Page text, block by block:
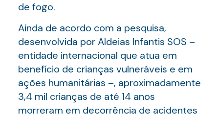
de fogo.
Ainda de acordo com a pesquisa,
desenvolvida por Aldeias Infantis SOS –
entidade internacional que atua em
benefício de crianças vulneráveis e em
ações humanitárias –, aproximadamente
3,4 mil crianças de até 14 anos
morreram em decorrência de acidentes